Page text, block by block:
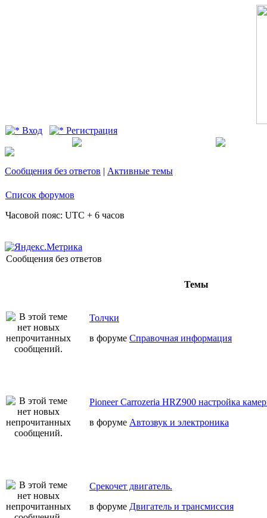
Вход Регистрация
Сообщения без ответов | Активные темы
Список форумов
Часовой пояс: UTC + 6 часов
Сообщения без ответов
Темы
Толчки
в форуме Справочная информация
Pioneer Carrozeria HRZ900 настройка
в форуме Автозвук и электроника
Срекочет двигатель.
в форуме Двигатель и трансмиссия